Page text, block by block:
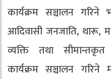
कार्यक्रम सञ्चालन
आदिवासी जनजाति, थारू,
व्यक्ति तथा
कार्यक्रम सञ्चालन गरिने